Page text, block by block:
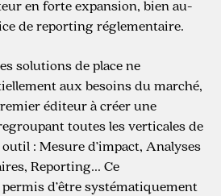
en forte expansion, bien au-
de reporting réglementaire.
solutions de place ne
aux besoins du marché,
éditeur à créer une
toutes les verticales de
outil : Mesure d’impact, Analyses
Reporting... Ce
d’être systématiquement